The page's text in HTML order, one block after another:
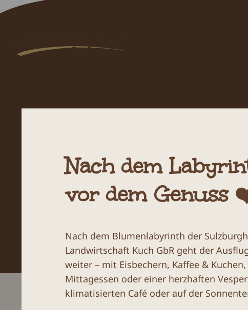
Nach dem
vor dem Genuss
Nach dem Blumenlabyrinth der
Landwirtschaft Kuch GbR geht der
weiter – mit Eisbechern, Kaffee &
Mittagessen oder einer herzhaften
klimatisierten Café oder auf der